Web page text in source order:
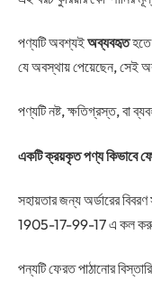
পণ্যটি অবশ্যইঅব্যবহৃতহতে
যে অবস্থায় পেয়েছেন, সেই
পণ্যটি নষ্ট, ক্ষতিগ্রস্ত, বা
একটি ক্রয়কৃত পণ্য কিভাবে
সহায়তার জন্য অর্ডারের
1905-17-99-17 এ কল
পন্যটি ফেরত পাঠানোর